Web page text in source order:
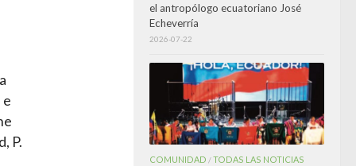
P.
el antropólogo ecuatoriano José
Echeverría
2026-07-22
COMUNIDAD /TODAS LAS NOTICIAS